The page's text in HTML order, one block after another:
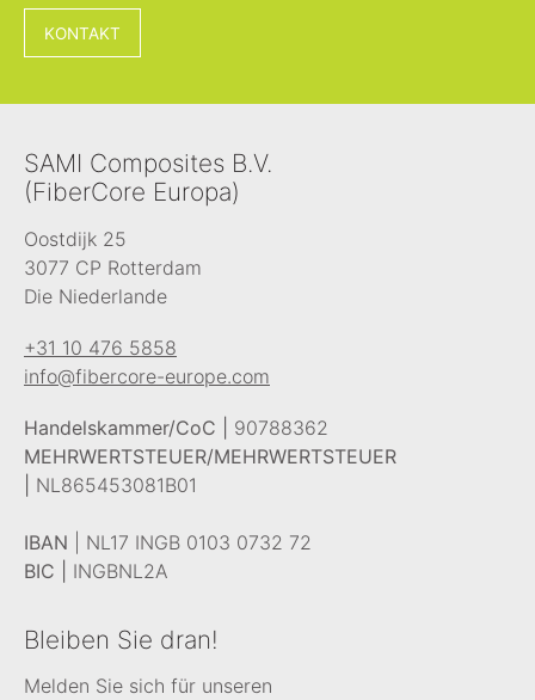
KONTAKT
SAMI Composites B.V.
(FiberCore Europa)
Oostdijk 25
3077 CP Rotterdam
Die Niederlande
+31 10 476 5858
info@fibercore-europe.com
Handelskammer/CoC | 90788362
MEHRWERTSTEUER/MEHRWERTSTEUER
NL865453081B01
IBAN
| NL17 INGB 0103 0732 72
BIC | INGBNL2A
Bleiben Sie dran!
Melden Sie sich für unseren